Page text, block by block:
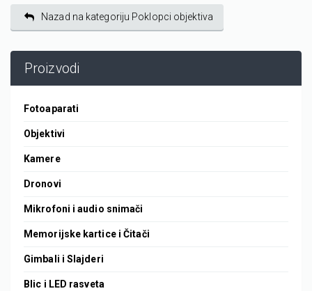
Nazad na kategoriju Poklopci objektiva
Proizvodi
Fotoaparati
Objektivi
Kamere
Dronovi
Mikrofoni i audio snimači
Memorijske kartice i Čitači
Gimbali i Slajderi
Blic i LED rasveta